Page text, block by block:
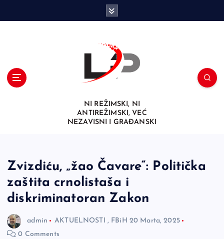
NI REŽIMSKI, NI
ANTIREŽIMSKI, VEĆ
NEZAVISNI I GRAĐANSKI
Zvizdiću, „žao Čavare“: Politička
zaštita crnolistaša i
diskriminatoran Zakon
admin AKTUELNOSTI , FBiH 20 Marta, 2025
0 Comments